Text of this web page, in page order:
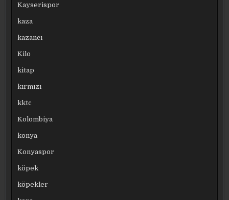
Kayserispor
kaza
kazancı
Kilo
kitap
kırmızı
kktc
Kolombiya
konya
Konyaspor
köpek
köpekler